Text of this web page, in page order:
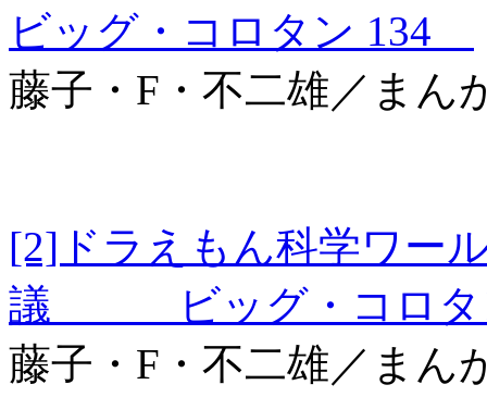
ビッグ・コロタン 134
藤子・F・不二雄／ま
[2]ドラえもん科学ワー
議 ビッグ・コロ
藤子・F・不二雄／ま